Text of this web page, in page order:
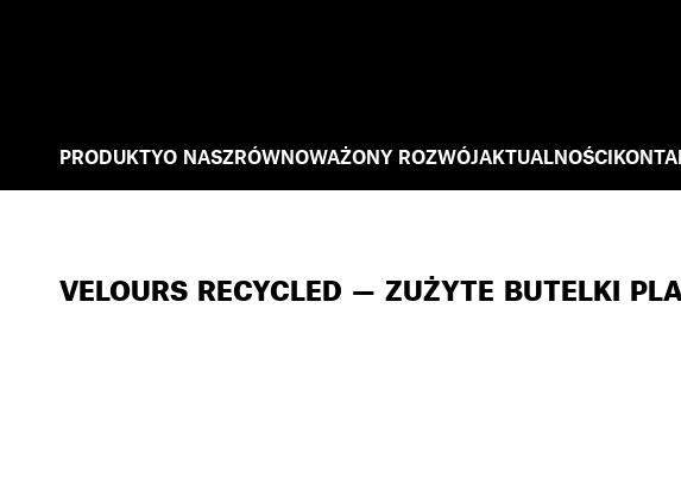
PRODUKTYO NASZRÓWNOWAŻONY ROZWÓJAKTUALNOŚCI
VELOURS RECYCLED — ZUŻYTE BUTELKI